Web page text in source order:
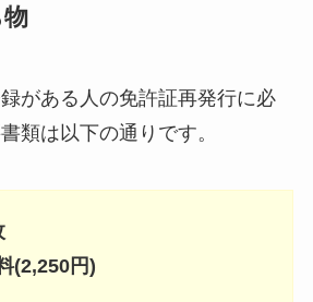
がある人の免許証再発行に必
類は以下の通りです。
(2,250円)